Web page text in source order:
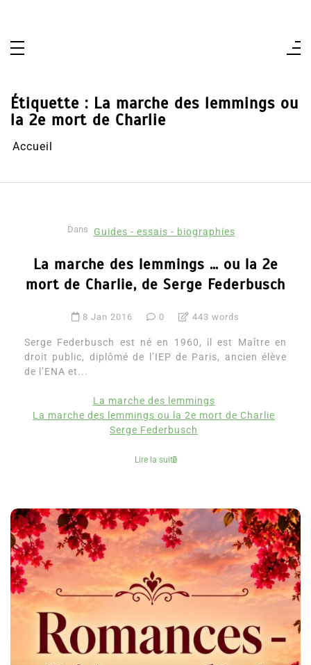
Étiquette : La marche des lemmings ou
la 2e mort de Charlie
Accueil
Dans Guides - essais - biographies
La marche des lemmings … ou la 2e
mort de Charlie, de Serge Federbusch
8 Jan 2016 0 443 words
Serge Federbusch est né en 1960, il est Maître en
droit public, diplômé de l’IEP de Paris, ancien élève
de l’ENA et...
La marche des lemmings
La marche des lemmings ou la 2e mort de Charlie
Serge Federbusch
Lire la suite